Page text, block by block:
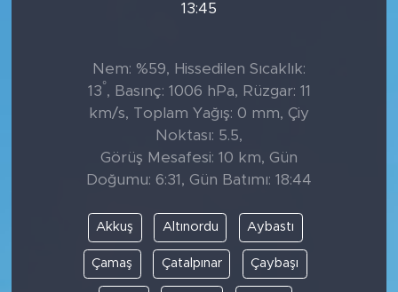
13:45
Nem: %59, Hissedilen Sıcaklık:
13°, Basınç: 1006 hPa, Rüzgar: 11
km/s, Toplam Yağış: 0 mm, Çiy
Noktası: 5.5,
Görüş Mesafesi: 10 km, Gün
Doğumu: 6:31, Gün Batımı: 18:44
Akkuş Altınordu Aybastı
Çamaş Çatalpınar Çaybaşı